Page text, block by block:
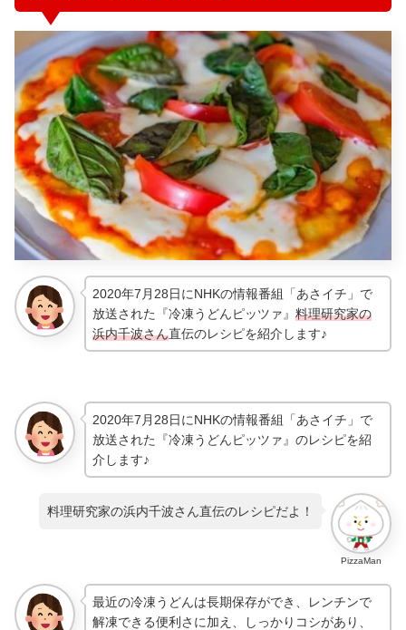
2020年7月28日にNHKの情報番組「あさイチ」で
放送された『冷凍うどんピッツァ』 料理研究家の
浜内千波さん直伝のレシピを紹介します♪
2020年7月28日にNHKの情報番組「あさイチ」で
放送された『冷凍うどんピッツァ』のレシピを紹
介します♪
PizzaMan
料理研究家の浜内千波さん直伝のレシピだよ！
最近の冷凍うどんは長期保存ができ、レンチンで
解凍できる便利さに加え、しっかりコシがあり、